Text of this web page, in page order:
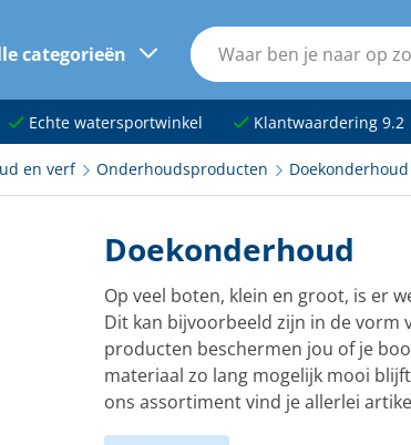
categorieën
Echte watersportwinkel Klantwaardering 9.2
en verf Onderhoudsproducten Doekonderhoud
Doekonderhoud
Op veel boten, klein en groot, is er
Dit kan bijvoorbeeld zijn in de vorm
producten beschermen jou of je
materiaal zo lang mogelijk mooi
ons assortiment vind je allerlei